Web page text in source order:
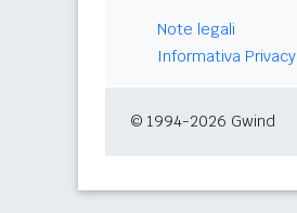
Note legali
Informativa Privacy
© 1994-2026 Gwind